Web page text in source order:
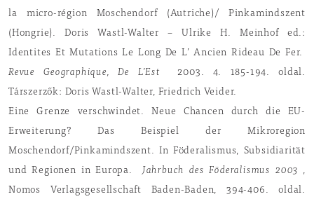
la micro-région Moschendorf (Autriche)/ Pinkamindszent
(Hongrie). Doris Wastl-Walter – Ulrike H. Meinhof ed.:
Identites Et Mutations Le Long De L’ Ancien Rideau De Fer.
Revue Geographique, De L’Est 2003. 4. 185-194. oldal.
Társzerzők: Doris Wastl-Walter, Friedrich Veider.
Eine Grenze verschwindet. Neue Chancen durch die EU-
Erweiterung? Das Beispiel der Mikroregion
Moschendorf/Pinkamindszent. In Föderalismus, Subsidiarität
und Regionen in Europa. Jahrbuch des Föderalismus 2003 ,
Nomos Verlagsgesellschaft Baden-Baden, 394-406. oldal.